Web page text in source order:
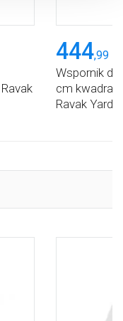
444,99
Wspornik
cm
Ravak Yard